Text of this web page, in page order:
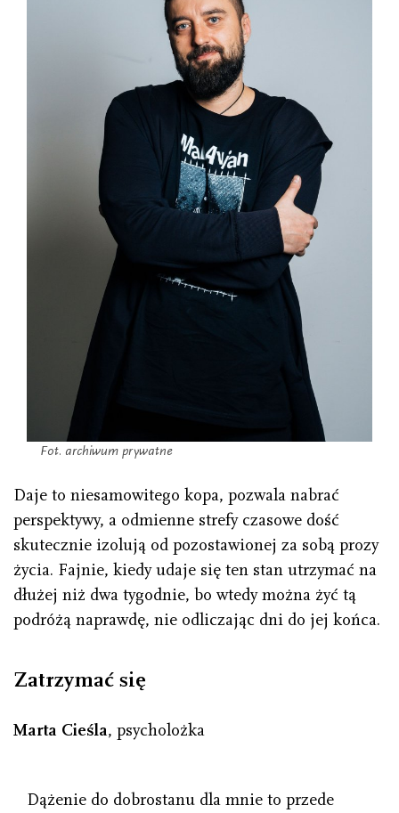
Fot. archiwum prywatne
Daje to niesamowitego kopa, pozwala nabrać
perspektywy, a odmienne strefy czasowe dość
skutecznie izolują od pozostawionej za sobą prozy
życia. Fajnie, kiedy udaje się ten stan utrzymać na
dłużej niż dwa tygodnie, bo wtedy można żyć tą
podróżą naprawdę, nie odliczając dni do jej końca.
Zatrzymać się
Marta Cieśla, psycholożka
Dążenie do dobrostanu dla mnie to przede